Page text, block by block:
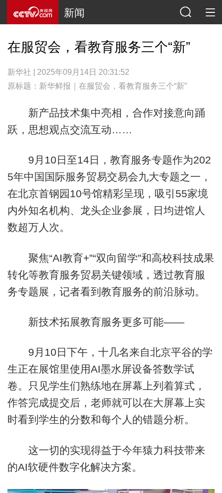
新闻
在服贸会，看教育服务三个“新”
新华社 | 2025年09月14日 20:31:52
原标题：新华鲜报｜在服贸会，看教育服务三个“新”
新产品技术集中亮相，合作对接意向踊
跃，思想观点交流互动……
9月10日至14日，教育服务专题作为202
5年中国国际服务贸易交易会九大专题之一，
在北京首钢园10号馆精彩呈现，吸引55家境
内外知名机构、龙头企业参展，日均进馆人
数超万人次。
聚焦“AI教育+”“双向留学”和高校科技成果
转化等教育服务贸易关键领域，透过教育服
务专题展，记者看到教育服务的前沿脉动。
新技术拓展教育服务更多可能——
9月10日下午，十几名来自北京平谷的学
生正在展馆里使用AI墨水屏设备答数学试
卷。只见学生们熟练地在屏幕上列着算式，
作答完成提交后，老师就可以在大屏幕上实
时看到学生的分数和每个人的错题分析。
这一切的实现得益于今年猿力科技带来
的AI软硬件数字化解决方案。